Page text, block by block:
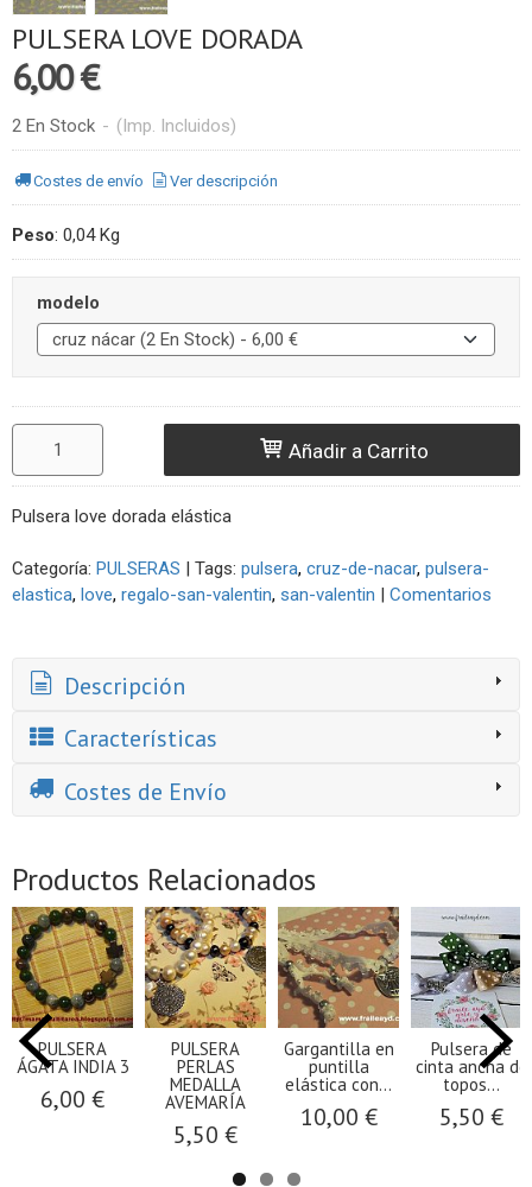
PULSERA LOVE DORADA
6,00 €
2 En Stock - (Imp. Incluidos)
Costes de envío Ver descripción
Peso: 0,04 Kg
modelo
Añadir a Carrito
Pulsera love dorada elástica
Categoría: PULSERAS Tags: pulsera cruz-de-nacar pulsera-
elastica love regalo-san-valentin san-valentin Comentarios
Descripción
Características
Costes de Envío
Productos Relacionados
PULSERA
ÁGATA INDIA 3
6,00 €
PULSERA
PERLAS
MEDALLA
AVEMARÍA
5,50 €
Gargantilla en
puntilla
elástica con...
10,00 €
Pulsera de
cinta ancha de
topos...
5,50 €